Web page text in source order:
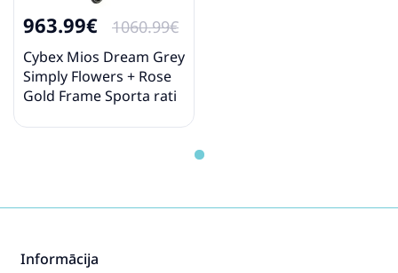
963.99€ 1060.99€
Cybex Mios Dream Grey
Simply Flowers + Rose
Gold Frame Sporta rati
Informācija